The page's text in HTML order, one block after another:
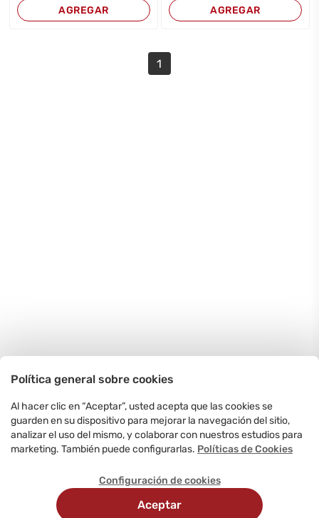
AGREGAR AGREGAR
1
Política general sobre cookies
Al hacer clic en “Aceptar”, usted acepta que las cookies se
guarden en su dispositivo para mejorar la navegación del sitio,
analizar el uso del mismo, y colaborar con nuestros estudios para
marketing. También puede configurarlas. Políticas de Cookies
Configuración de cookies
Aceptar